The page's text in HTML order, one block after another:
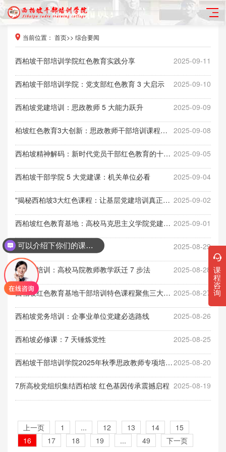
当前位置： 首页>> 综合要闻
2025-09-11
西柏坡干部培训学院红色教育实践分享
2025-09-10
西柏坡干部培训学院：党支部红色教育 3 大启示
2025-09-09
西柏坡党建培训：思政教师 5 大能力跃升
2025-09-08
柏坡红色教育3大创新：思政教师干部培训课程体系深度拆解
2025-09-05
西柏坡精神解码：新时代党员干部红色教育的十大蜕变密码
2025-09-04
西柏坡干部学院 5 大党建课：机关单位必看
2025-09-02
"揭秘西柏坡3大红色课程：让基层党建培训真正入脑入心"
2025-09-01
西柏坡红色教育基地：高校马克思主义学院党建课程6 大亮点
2025-08-29
党员干部7招西柏坡精神传承
2025-08-28
西柏坡培训：高校马院教师教学跃迁 7 步法
2025-08-27
西柏坡红色教育基地干部培训特色课程聚焦三大模块
2025-08-26
西柏坡党务培训：企事业单位党建必选路线
2025-08-25
西柏坡必修课：7 天锤炼党性
2025-08-20
西柏坡干部培训学院2025年秋季思政教师专项培训计划
2025-08-19
7所高校党组织集结西柏坡 红色基因传承震撼启程
上一页 1 ... 12 13 14
15
16
17 18 19 ... 49 下一页
课
程
咨
询
可以介绍下你们的课程吗？